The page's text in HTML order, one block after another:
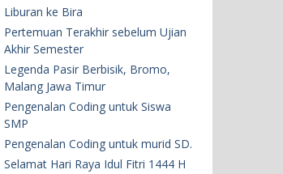
Liburan ke Bira
Pertemuan Terakhir sebelum Ujian
Akhir Semester
Legenda Pasir Berbisik, Bromo,
Malang Jawa Timur
Pengenalan Coding untuk Siswa
SMP
Pengenalan Coding untuk murid SD.
Selamat Hari Raya Idul Fitri 1444 H